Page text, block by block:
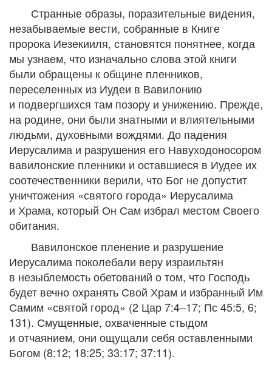
Странные образы, поразительные видения,
незабываемые вести, собранные в Книге
пророка Иезекииля, становятся понятнее, когда
мы узнаем, что изначально слова этой книги
были обращены к общине пленников,
переселенных из Иудеи в Вавилонию
и подвергшихся там позору и унижению. Прежде,
на родине, они были знатными и влиятельными
людьми, духовными вождями. До падения
Иерусалима и разрушения его Навуходоносором
вавилонские пленники и оставшиеся в Иудее их
соотечественники верили, что Бог не допустит
уничтожения «святого города» Иерусалима
и Храма, который Он Сам избрал местом Своего
обитания.
Вавилонское пленение и разрушение
Иерусалима поколебали веру израильтян
в незыблемость обетований о том, что Господь
будет вечно охранять Свой Храм и избранный Им
Самим «святой город» (2 Цар 7:4–17; Пс 45:5, 6;
131). Смущенные, охваченные стыдом
и отчаянием, они ощущали себя оставленными
Богом (8:12; 18:25; 33:17; 37:11).